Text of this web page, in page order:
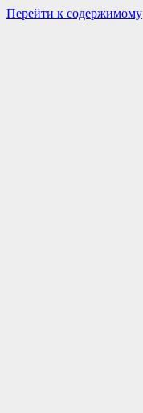
Перейти к содержимому